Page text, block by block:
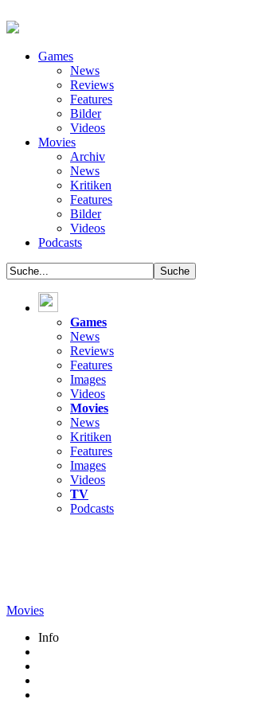
Games
News
Reviews
Features
Bilder
Videos
Movies
Archiv
News
Kritiken
Features
Bilder
Videos
Podcasts
Games
News
Reviews
Features
Images
Videos
Movies
News
Kritiken
Features
Images
Videos
TV
Podcasts
Movies
Info